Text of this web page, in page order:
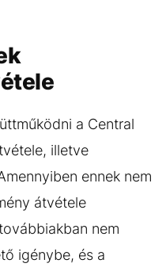
a Central
illetve
ennek nem
átvétele
nem
igénybe, és a